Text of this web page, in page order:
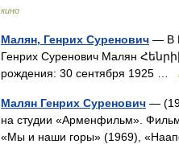
кино
Малян, Генрих Суренович — В
Генрих Суренович Малян
рождения: 30 сентября 1925 …
Малян Генрих Суренович —
на студии «Арменфильм».
«Мы и наши горы» (1969),